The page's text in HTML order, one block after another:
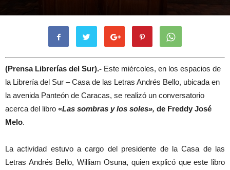
(Prensa Librerías del Sur).- Este miércoles, en los espacios de
la Librería del Sur – Casa de las Letras Andrés Bello, ubicada en
la avenida Panteón de Caracas, se realizó un conversatorio
acerca del libro «Las sombras y los soles», de Freddy José
Melo.
La actividad estuvo a cargo del presidente de la Casa de las
Letras Andrés Bello, William Osuna, quien explicó que este libro